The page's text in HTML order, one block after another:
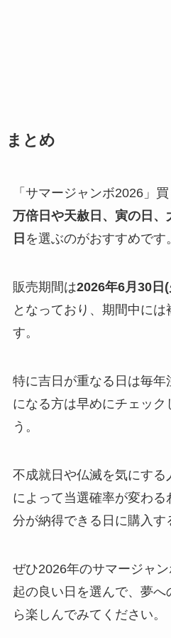
まとめ
「サマージャンボ2026」
万倍日や天赦日、寅の日
日 を選ぶのがおすすめです。
販売期間は2026年6月30日
となっており、期間中には
す。
特に吉日が重なる日は毎
になる方は早めにチェック
う。
不成就日や仏滅を気にする
によって当選確率が変わる
分が納得できる日に購入す
ぜひ2026年のサマージャ
起の良い日を選んで、夢
ら楽しんでみてください。